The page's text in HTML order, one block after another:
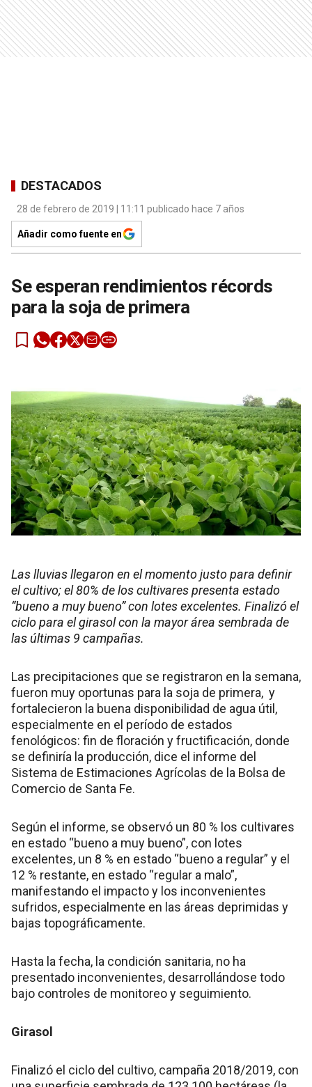
DESTACADOS
28 de febrero de 2019 | 11:11 publicado hace 7 años
Añadir como fuente en
Se esperan rendimientos récords
para la soja de primera
Las lluvias llegaron en el momento justo para definir
el cultivo; el 80% de los cultivares presenta estado
“bueno a muy bueno” con lotes excelentes. Finalizó el
ciclo para el girasol con la mayor área sembrada de
las últimas 9 campañas.
Las precipitaciones que se registraron en la semana,
fueron muy oportunas para la soja de primera, y
fortalecieron la buena disponibilidad de agua útil,
especialmente en el período de estados
fenológicos: fin de floración y fructificación, donde
se definiría la producción, dice el informe del
Sistema de Estimaciones Agrícolas de la Bolsa de
Comercio de Santa Fe.
Según el informe, se observó un 80 % los cultivares
en estado “bueno a muy bueno”, con lotes
excelentes, un 8 % en estado “bueno a regular” y el
12 % restante, en estado “regular a malo”,
manifestando el impacto y los inconvenientes
sufridos, especialmente en las áreas deprimidas y
bajas topográficamente.
Hasta la fecha, la condición sanitaria, no ha
presentado inconvenientes, desarrollándose todo
bajo controles de monitoreo y seguimiento.
Girasol
Finalizó el ciclo del cultivo, campaña 2018/2019, con